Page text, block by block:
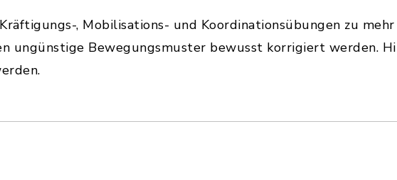
, Mobilisations- und Koordinationsübungen zu
ungünstige Bewegungsmuster bewusst korrigiert werden.